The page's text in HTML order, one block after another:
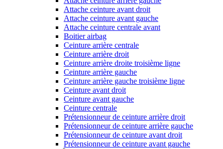
Attache ceinture avant droit
Attache ceinture avant gauche
Attache ceinture centrale avant
Boitier airbag
Ceinture arrière centrale
Ceinture arrière droit
Ceinture arrière droite troisième ligne
Ceinture arrière gauche
Ceinture arrière gauche troisième ligne
Ceinture avant droit
Ceinture avant gauche
Ceinture centrale
Prétensionneur de ceinture arrière droit
Prétensionneur de ceinture arrière gauche
Prétensionneur de ceinture avant droit
Prétensionneur de ceinture avant gauche